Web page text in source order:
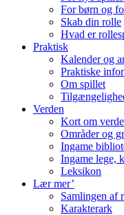
For børn og
Skab din rolle
Hvad er
Praktisk
Kalender og
Praktiske
Om spillet
Verden
Kort om
Områder og
Ingame
Ingame lege,
Leksikon
Lær mer’
Samlingen af
Karakterark